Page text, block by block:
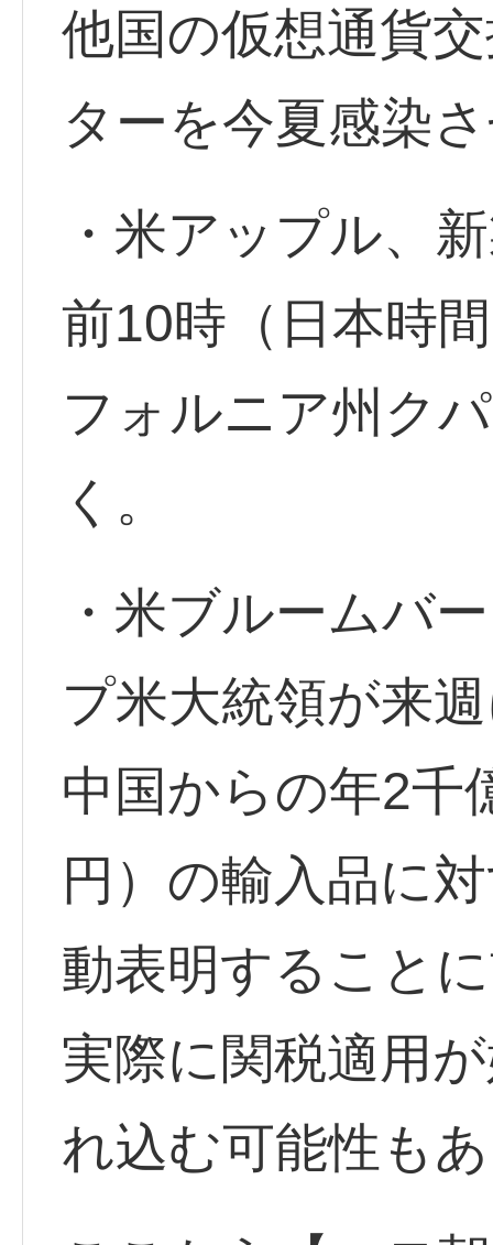
他国の仮想通貨
ターを今夏感染
・米アップル、
前10時（日本時
フォルニア州ク
く。
・米ブルームバ
プ米大統領が来
中国からの年2千
円）の輸入品に
動表明すること
実際に関税適用
れ込む可能性も